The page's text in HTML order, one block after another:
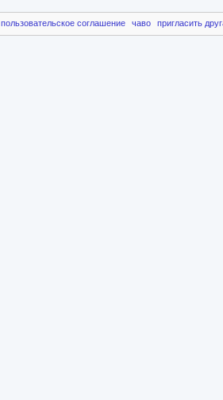
пользовательское соглашение чаво пригласить